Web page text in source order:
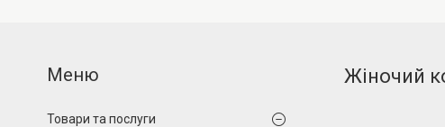
Жіночий
Товари та послуги